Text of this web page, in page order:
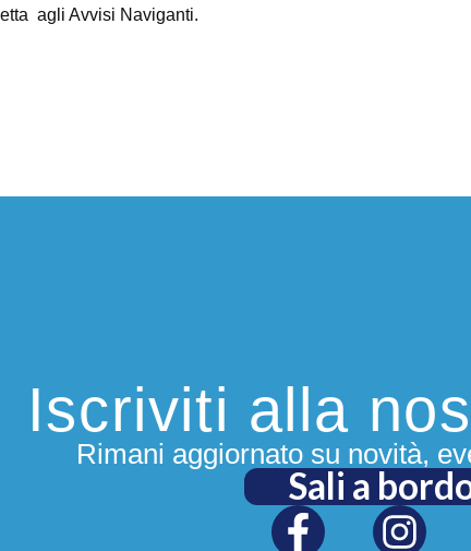
agli Avvisi Naviganti.
Iscriviti alla
Rimani aggiornato su novità,
Sali a